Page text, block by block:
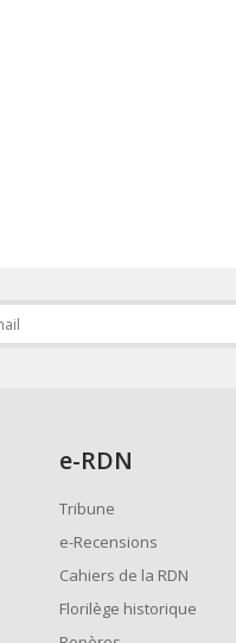
e-RDN
Tribune
e-Recensions
Cahiers de la RDN
Florilège historique